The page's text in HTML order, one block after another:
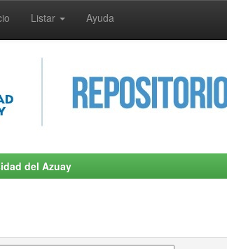
Listar Ayuda
del Azuay